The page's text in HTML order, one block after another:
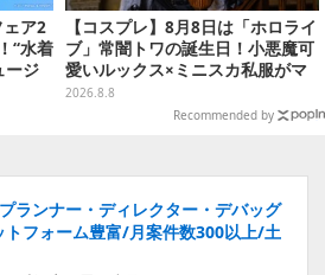
ェア2
“水着
ージ
イラ
【コスプレ】8月8日は「ホロライ
ブ」常闇トワの誕生日！小悪魔可
愛いルックス×ミニスカ私服がマ
ジ天使すぎな美女レイヤーまとめ
2026.8.8
Recommended by
ランナー・ディレクター・デバッグ
フォーム豊富/月案件数300以上/土